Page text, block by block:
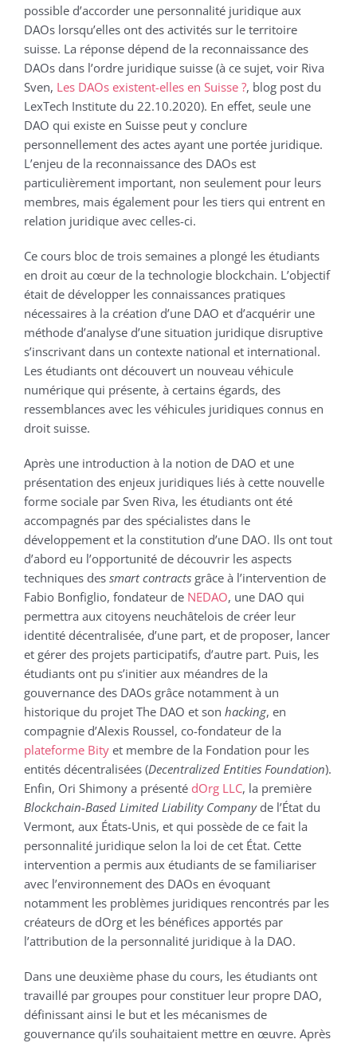
possible d’accorder une personnalité juridique aux
DAOs lorsqu’elles ont des activités sur le territoire
suisse. La réponse dépend de la reconnaissance des
DAOs dans l’ordre juridique suisse (à ce sujet, voir Riva
Sven, Les DAOs existent-elles en Suisse ?, blog post du
LexTech Institute du 22.10.2020). En effet, seule une
DAO qui existe en Suisse peut y conclure
personnellement des actes ayant une portée juridique.
L’enjeu de la reconnaissance des DAOs est
particulièrement important, non seulement pour leurs
membres, mais également pour les tiers qui entrent en
relation juridique avec celles-ci.
Ce cours bloc de trois semaines a plongé les étudiants
en droit au cœur de la technologie blockchain. L’objectif
était de développer les connaissances pratiques
nécessaires à la création d’une DAO et d’acquérir une
méthode d’analyse d’une situation juridique disruptive
s’inscrivant dans un contexte national et international.
Les étudiants ont découvert un nouveau véhicule
numérique qui présente, à certains égards, des
ressemblances avec les véhicules juridiques connus en
droit suisse.
Après une introduction à la notion de DAO et une
présentation des enjeux juridiques liés à cette nouvelle
forme sociale par Sven Riva, les étudiants ont été
accompagnés par des spécialistes dans le
développement et la constitution d’une DAO. Ils ont tout
d’abord eu l’opportunité de découvrir les aspects
techniques des smart contracts grâce à l’intervention de
Fabio Bonfiglio, fondateur de NEDAO, une DAO qui
permettra aux citoyens neuchâtelois de créer leur
identité décentralisée, d’une part, et de proposer, lancer
et gérer des projets participatifs, d’autre part. Puis, les
étudiants ont pu s’initier aux méandres de la
gouvernance des DAOs grâce notamment à un
historique du projet The DAO et son hacking, en
compagnie d’Alexis Roussel, co-fondateur de la
plateforme Bity et membre de la Fondation pour les
entités décentralisées (Decentralized Entities Foundation).
Enfin, Ori Shimony a présenté dOrg LLC, la première
Blockchain-Based Limited Liability Company de l’État du
Vermont, aux États-Unis, et qui possède de ce fait la
personnalité juridique selon la loi de cet État. Cette
intervention a permis aux étudiants de se familiariser
avec l’environnement des DAOs en évoquant
notamment les problèmes juridiques rencontrés par les
créateurs de dOrg et les bénéfices apportés par
l’attribution de la personnalité juridique à la DAO.
Dans une deuxième phase du cours, les étudiants ont
travaillé par groupes pour constituer leur propre DAO,
définissant ainsi le but et les mécanismes de
gouvernance qu’ils souhaitaient mettre en œuvre. Après